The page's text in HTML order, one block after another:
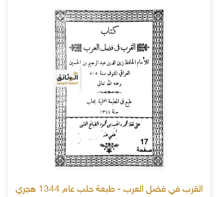
القرب في فضل العرب - طبعة حلب عام 1344 هجري